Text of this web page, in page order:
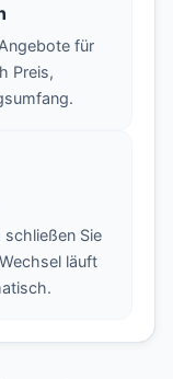
für
Preis,
Sie
läuft